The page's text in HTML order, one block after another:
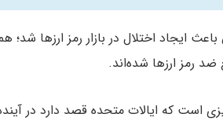
ایجاد اختلال در بازار رمز ارزها شد؛
رمز ارزها شده‌اند.
است که ایالات متحده قصد دارد در